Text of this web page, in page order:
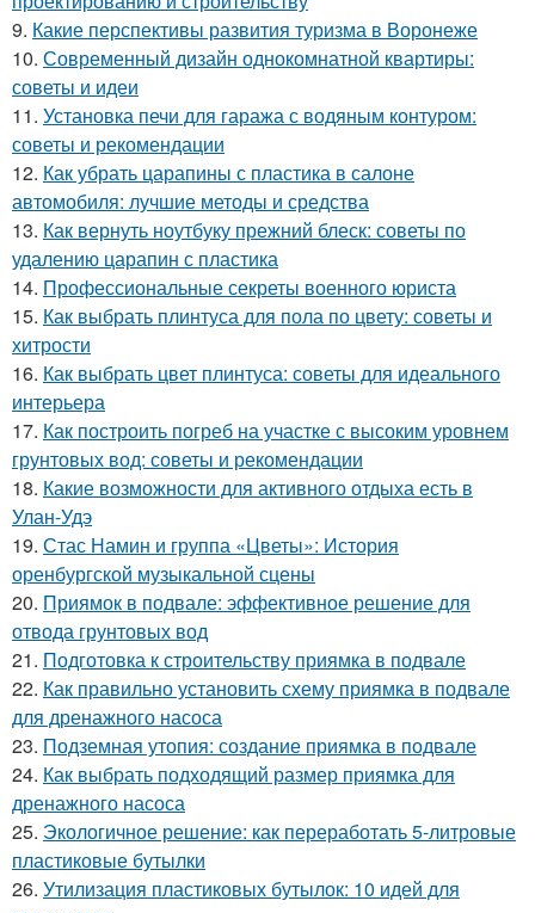
9. Какие перспективы развития туризма в Воронеже
10. Современный дизайн однокомнатной квартиры:
советы и идеи
11. Установка печи для гаража с водяным контуром:
советы и рекомендации
12. Как убрать царапины с пластика в салоне
автомобиля: лучшие методы и средства
13. Как вернуть ноутбуку прежний блеск: советы по
удалению царапин с пластика
14. Профессиональные секреты военного юриста
15. Как выбрать плинтуса для пола по цвету: советы и
хитрости
16. Как выбрать цвет плинтуса: советы для идеального
интерьера
17. Как построить погреб на участке с высоким уровнем
грунтовых вод: советы и рекомендации
18. Какие возможности для активного отдыха есть в
Улан-Удэ
19. Стас Намин и группа «Цветы»: История
оренбургской музыкальной сцены
20. Приямок в подвале: эффективное решение для
отвода грунтовых вод
21. Подготовка к строительству приямка в подвале
22. Как правильно установить схему приямка в подвале
для дренажного насоса
23. Подземная утопия: создание приямка в подвале
24. Как выбрать подходящий размер приямка для
дренажного насоса
25. Экологичное решение: как переработать 5-литровые
пластиковые бутылки
26. Утилизация пластиковых бутылок: 10 идей для